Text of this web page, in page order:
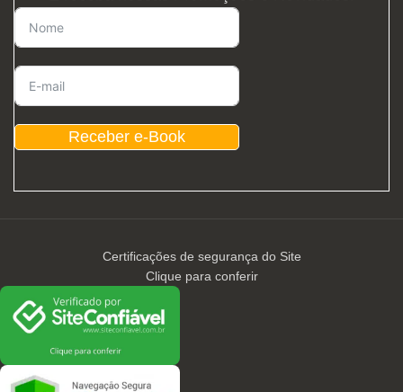
Receber e-Book
Certificações de segurança do Site
Clique para conferir